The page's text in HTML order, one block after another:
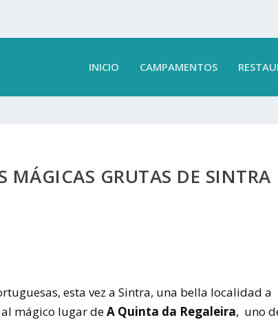
INICIO CAMPAMENTOS
MÁGICAS GRUTAS DE SINTRA
esta vez a Sintra, una bella localidad a
mágico lugar deA Quinta da Regaleira, uno